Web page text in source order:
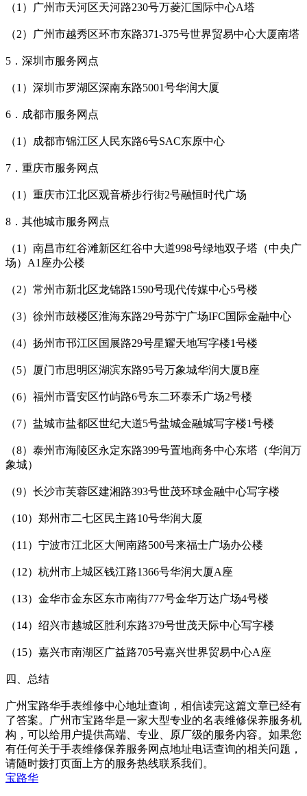
（1）广州市天河区天河路230号万菱汇国际中心A塔
（2）广州市越秀区环市东路371-375号世界贸易中心大厦南塔
5．深圳市服务网点
（1）深圳市罗湖区深南东路5001号华润大厦
6．成都市服务网点
（1）成都市锦江区人民东路6号SAC东原中心
7．重庆市服务网点
（1）重庆市江北区观音桥步行街2号融恒时代广场
8．其他城市服务网点
（1）南昌市红谷滩新区红谷中大道998号绿地双子塔（中央广
场）A1座办公楼
（2）常州市新北区龙锦路1590号现代传媒中心5号楼
（3）徐州市鼓楼区淮海东路29号苏宁广场IFC国际金融中心
（4）扬州市邗江区国展路29号星耀天地写字楼1号楼
（5）厦门市思明区湖滨东路95号万象城华润大厦B座
（6）福州市晋安区竹屿路6号东二环泰禾广场2号楼
（7）盐城市盐都区世纪大道5号盐城金融城写字楼1号楼
（8）泰州市海陵区永定东路399号置地商务中心东塔（华润万
象城）
（9）长沙市芙蓉区建湘路393号世茂环球金融中心写字楼
（10）郑州市二七区民主路10号华润大厦
（11）宁波市江北区大闸南路500号来福士广场办公楼
（12）杭州市上城区钱江路1366号华润大厦A座
（13）金华市金东区东市南街777号金华万达广场4号楼
（14）绍兴市越城区胜利东路379号世茂天际中心写字楼
（15）嘉兴市南湖区广益路705号嘉兴世界贸易中心A座
四、总结
广州宝路华手表维修中心地址查询，相信读完这篇文章已经有
了答案。广州市宝路华是一家大型专业的名表维修保养服务机
构，可以给用户提供高端、专业、原厂级的服务内容。如果您
有任何关于手表维修保养服务网点地址电话查询的相关问题，
请随时拨打页面上方的服务热线联系我们。
宝路华